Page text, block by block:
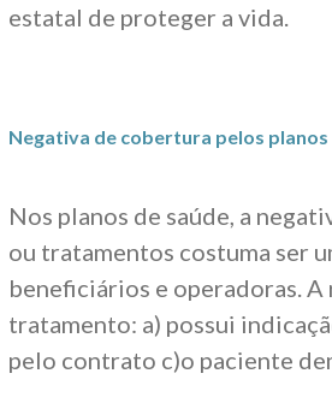
estatal de proteger a vida.
Negativa de cobertura pelos
Nos planos de saúde, a
ou tratamentos costuma ser
beneficiários e operadoras. A
tratamento: a) possui
pelo contrato c)o paciente